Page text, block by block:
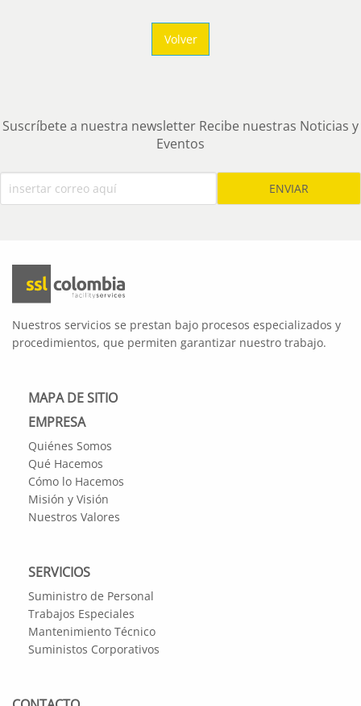
Volver
Suscríbete a nuestra newsletter Recibe nuestras Noticias y
Eventos
Nuestros servicios se prestan bajo procesos especializados y
procedimientos, que permiten garantizar nuestro trabajo.
MAPA DE SITIO
EMPRESA
Quiénes Somos
Qué Hacemos
Cómo lo Hacemos
Misión y Visión
Nuestros Valores
SERVICIOS
Suministro de Personal
Trabajos Especiales
Mantenimiento Técnico
Suministos Corporativos